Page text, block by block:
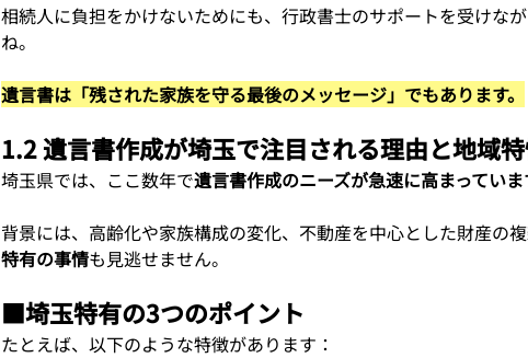
相続人に負担をかけないためにも、行政書士のサポートを受けな
ね。
遺言書は「残された家族を守る最後のメッセージ」でもあります。
1.2 遺言書作成が埼玉で注目される理由と地域
埼玉県では、ここ数年で遺言書作成のニーズが急速に高まっていま
背景には、高齢化や家族構成の変化、不動産を中心とした財産の
特有の事情も見逃せません。
■埼玉特有の3つのポイント
たとえば、以下のような特徴があります：